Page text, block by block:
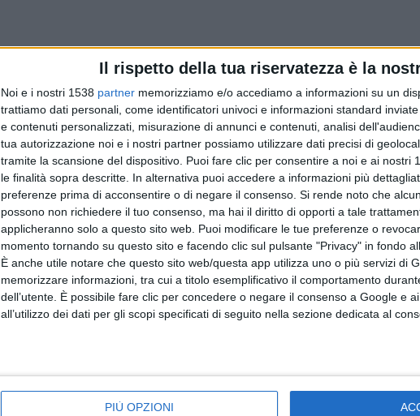
Il rispetto della tua riservatezza è la
Noi e i nostri 1538 partner memorizziamo e/o accediamo a informazioni su un
trattiamo dati personali, come identificatori univoci e informazioni standard
e contenuti personalizzati, misurazione di annunci e contenuti, analisi
tua autorizzazione noi e i nostri partner possiamo utilizzare dati precisi di
tramite la scansione del dispositivo. Puoi fare clic per consentire a noi e ai nostri
le finalità sopra descritte. In alternativa puoi accedere a informazioni più
preferenze prima di acconsentire o di negare il consenso. Si rende noto che
possono non richiedere il tuo consenso, ma hai il diritto di opporti a tale
applicheranno solo a questo sito web. Puoi modificare le tue preferenze o
momento tornando su questo sito e facendo clic sul pulsante "Privacy" in fondo
È anche utile notare che questo sito web/questa app utilizza uno o più servizi di
memorizzare informazioni, tra cui a titolo esemplificativo il comportamento
dell’utente. È possibile fare clic per concedere o negare il consenso a Google e
all’utilizzo dei dati per gli scopi specificati di seguito nella sezione dedicata al
PIÙ OPZIONI